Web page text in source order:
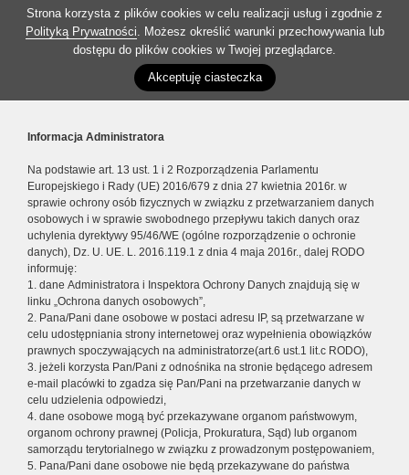
Strona korzysta z plików cookies w celu realizacji usług i zgodnie z
Polityką Prywatności. Możesz określić warunki przechowywania lub
dostępu do plików cookies w Twojej przeglądarce.
Akceptuję ciasteczka
Informacja Administratora
Na podstawie art. 13 ust. 1 i 2 Rozporządzenia Parlamentu
Europejskiego i Rady (UE) 2016/679 z dnia 27 kwietnia 2016r. w
sprawie ochrony osób fizycznych w związku z przetwarzaniem danych
osobowych i w sprawie swobodnego przepływu takich danych oraz
uchylenia dyrektywy 95/46/WE (ogólne rozporządzenie o ochronie
danych), Dz. U. UE. L. 2016.119.1 z dnia 4 maja 2016r., dalej RODO
informuję:
1. dane Administratora i Inspektora Ochrony Danych znajdują się w
linku „Ochrona danych osobowych”,
2. Pana/Pani dane osobowe w postaci adresu IP, są przetwarzane w
celu udostępniania strony internetowej oraz wypełnienia obowiązków
prawnych spoczywających na administratorze(art.6 ust.1 lit.c RODO),
3. jeżeli korzysta Pan/Pani z odnośnika na stronie będącego adresem
e-mail placówki to zgadza się Pan/Pani na przetwarzanie danych w
celu udzielenia odpowiedzi,
4. dane osobowe mogą być przekazywane organom państwowym,
organom ochrony prawnej (Policja, Prokuratura, Sąd) lub organom
samorządu terytorialnego w związku z prowadzonym postępowaniem,
5. Pana/Pani dane osobowe nie będą przekazywane do państwa